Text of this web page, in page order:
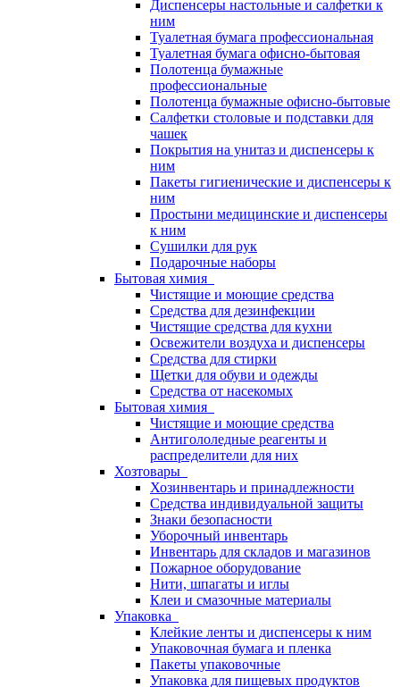
Диспенсеры настольные и салфетки к
ним
Туалетная бумага профессиональная
Туалетная бумага офисно-бытовая
Полотенца бумажные
профессиональные
Полотенца бумажные офисно-бытовые
Салфетки столовые и подставки для
чашек
Покрытия на унитаз и диспенсеры к
ним
Пакеты гигиенические и диспенсеры к
ним
Простыни медицинские и диспенсеры
к ним
Сушилки для рук
Подарочные наборы
Бытовая химия
Чистящие и моющие средства
Средства для дезинфекции
Чистящие средства для кухни
Освежители воздуха и диспенсеры
Средства для стирки
Щетки для обуви и одежды
Средства от насекомых
Бытовая химия
Чистящие и моющие средства
Антигололедные реагенты и
распределители для них
Хозтовары
Хозинвентарь и принадлежности
Средства индивидуальной защиты
Знаки безопасности
Уборочный инвентарь
Инвентарь для складов и магазинов
Пожарное оборудование
Нити, шпагаты и иглы
Клеи и смазочные материалы
Упаковка
Клейкие ленты и диспенсеры к ним
Упаковочная бумага и пленка
Пакеты упаковочные
Упаковка для пищевых продуктов